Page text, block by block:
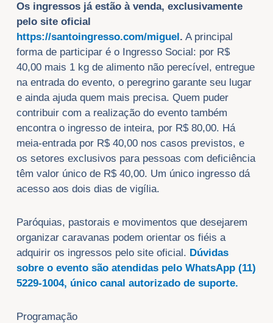
Os ingressos já estão à venda, exclusivamente
pelo site oficial
https://santoingresso.com/miguel . A principal
forma de participar é o Ingresso Social: por R$
40,00 mais 1 kg de alimento não perecível, entregue
na entrada do evento, o peregrino garante seu lugar
e ainda ajuda quem mais precisa. Quem puder
contribuir com a realização do evento também
encontra o ingresso de inteira, por R$ 80,00. Há
meia-entrada por R$ 40,00 nos casos previstos, e
os setores exclusivos para pessoas com deficiência
têm valor único de R$ 40,00. Um único ingresso dá
acesso aos dois dias de vigília.
Paróquias, pastorais e movimentos que desejarem
organizar caravanas podem orientar os fiéis a
adquirir os ingressos pelo site oficial. Dúvidas
sobre o evento são atendidas pelo WhatsApp (11)
5229-1004, único canal autorizado de suporte.
Programação